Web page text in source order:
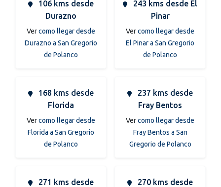
106 kms desde
Durazno
Vercomo llegar desde
Durazno a San Gregorio
de Polanco
243 kms desde El
Pinar
Vercomo llegar desde
El Pinar a San Gregorio
de Polanco
168 kms desde
Florida
Vercomo llegar desde
Florida a San Gregorio
de Polanco
237 kms desde
Fray Bentos
Vercomo llegar desde
Fray Bentos a San
Gregorio de Polanco
271 kms desde
270 kms desde